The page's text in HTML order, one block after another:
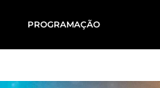
PROGRAMAÇÃO